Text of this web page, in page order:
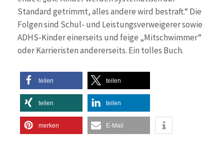
Standard getrimmt, alles andere wird bestraft.“ Die
Folgen sind Schul- und Leistungsverweigerer sowie
ADHS-Kinder einerseits und feige „Mitschwimmer“
oder Karrieristen andererseits. Ein tolles Buch.
teilen teilen
teilen teilen
merken E-Mail